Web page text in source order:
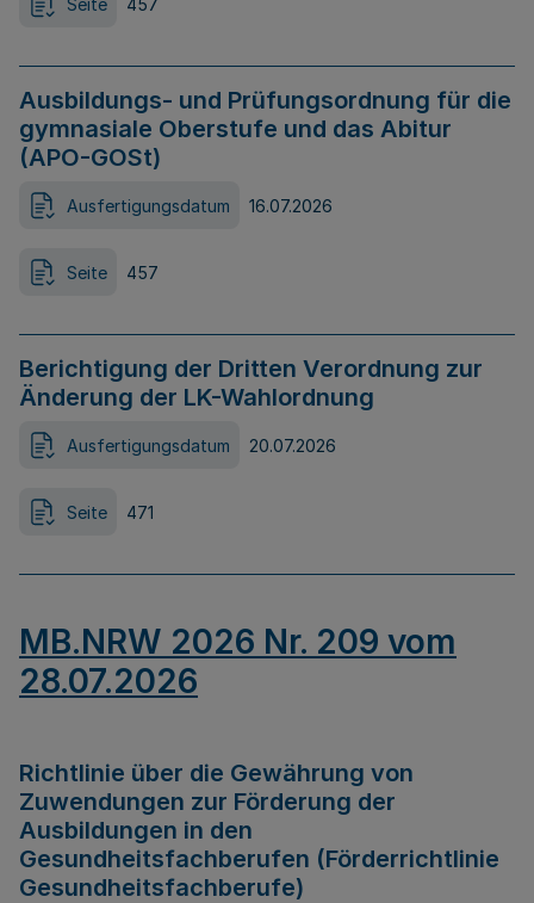
Ausbildungs- und Prüfungsordnung für die
gymnasiale Oberstufe und das Abitur
(APO-GOSt)
Ausfertigungsdatum 16.07.2026
Seite 457
Berichtigung der Dritten Verordnung zur
Änderung der LK-Wahlordnung
Ausfertigungsdatum 20.07.2026
Seite 471
MB.NRW 2026 Nr. 209 vom
28.07.2026
Richtlinie über die Gewährung von
Zuwendungen zur Förderung der
Ausbildungen in den
Gesundheitsfachberufen (Förderrichtlinie
Gesundheitsfachberufe)